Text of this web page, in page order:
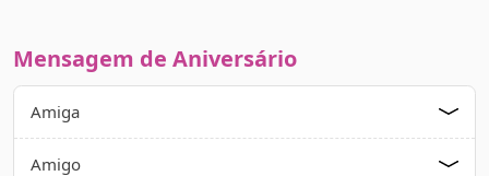
Mensagem de Aniversário
Amiga
Amigo